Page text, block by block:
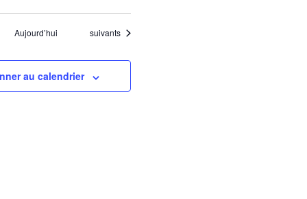
Aujourd’hui Évènements
suivants
au calendrier